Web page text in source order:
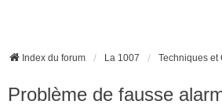
Index du forum La 1007
Problème de fausse